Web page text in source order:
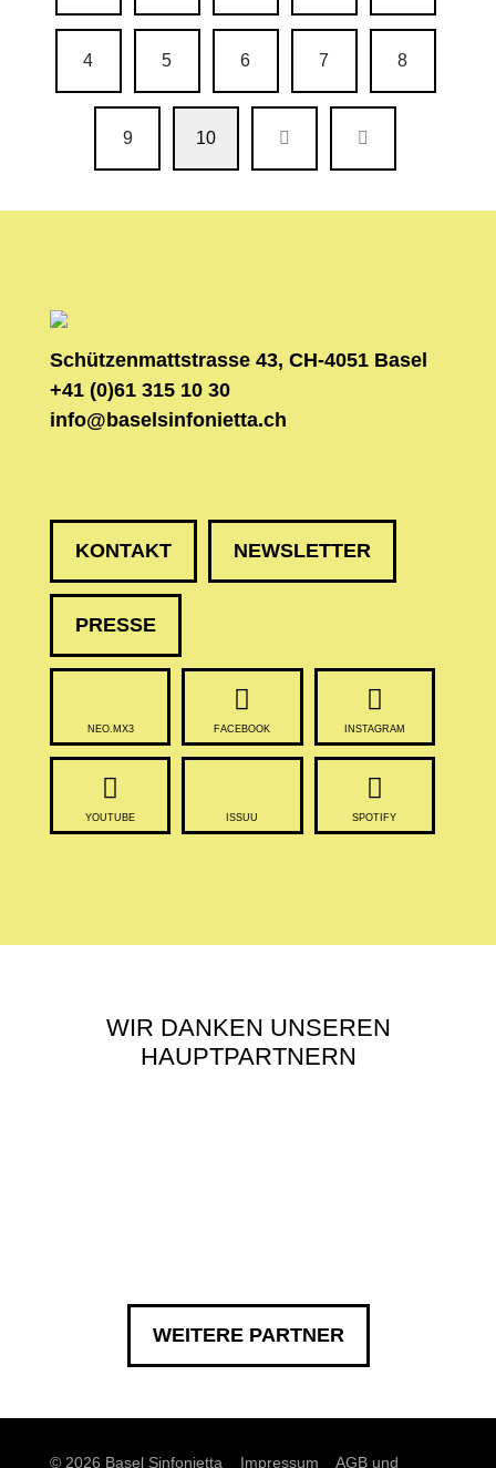
4 5 6 7 8
9 10
Schützenmattstrasse 43, CH-4051 Basel
+41 (0)61 315 10 30
info@baselsinfonietta.ch
KONTAKT NEWSLETTER
PRESSE
NEO.MX3 FACEBOOK INSTAGRAM
YOUTUBE ISSUU SPOTIFY
WIR DANKEN UNSEREN
HAUPTPARTNERN
WEITERE PARTNER
© 2026 Basel Sinfonietta Impressum AGB und